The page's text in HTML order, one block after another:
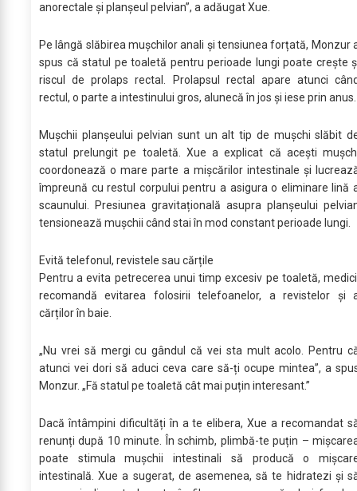
anorectale și planșeul pelvian”, a adăugat Xue.
Pe lângă slăbirea mușchilor anali și tensiunea forțată, Monzur
spus că statul pe toaletă pentru perioade lungi poate crește
riscul de prolaps rectal. Prolapsul rectal apare atunci
rectul, o parte a intestinului gros, alunecă în jos și iese prin anus.
Mușchii planșeului pelvian sunt un alt tip de mușchi slăbit
statul prelungit pe toaletă. Xue a explicat că acești
coordonează o mare parte a mișcărilor intestinale și
împreună cu restul corpului pentru a asigura o eliminare lină
scaunului. Presiunea gravitațională asupra planșeului
tensionează mușchii când stai în mod constant perioade lungi.
Evită telefonul, revistele sau cărțile
Pentru a evita petrecerea unui timp excesiv pe toaletă,
recomandă evitarea folosirii telefoanelor, a revistelor și
cărților în baie.
„Nu vrei să mergi cu gândul că vei sta mult acolo. Pentru
atunci vei dori să aduci ceva care să-ți ocupe mintea”, a
Monzur. „Fă statul pe toaletă cât mai puțin interesant.”
Dacă întâmpini dificultăți în a te elibera, Xue a recomandat
renunți după 10 minute. În schimb, plimbă-te puțin –
poate stimula mușchii intestinali să producă o
intestinală. Xue a sugerat, de asemenea, să te hidratezi și